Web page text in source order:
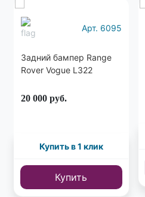
Арт. 6095
Задний бампер Range
Rover Vogue L322
20 000 руб.
Купить в 1 клик
Купить